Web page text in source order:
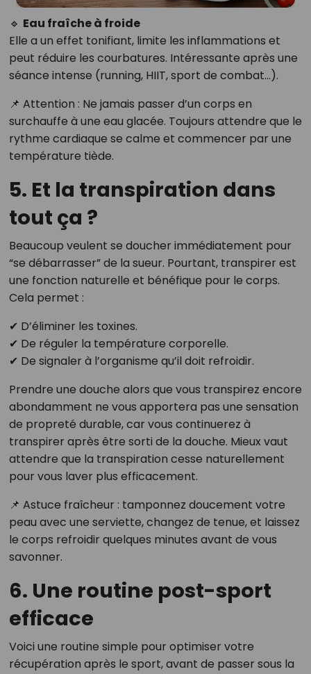
🔹 Eau fraîche à froide
Elle a un effet tonifiant, limite les inflammations et
peut réduire les courbatures. Intéressante après une
séance intense (running, HIIT, sport de combat…).
📌 Attention : Ne jamais passer d’un corps en
surchauffe à une eau glacée. Toujours attendre que le
rythme cardiaque se calme et commencer par une
température tiède.
5. Et la transpiration dans
tout ça ?
Beaucoup veulent se doucher immédiatement pour
“se débarrasser” de la sueur. Pourtant, transpirer est
une fonction naturelle et bénéfique pour le corps.
Cela permet :
✔ D’éliminer les toxines.
✔ De réguler la température corporelle.
✔ De signaler à l’organisme qu’il doit refroidir.
Prendre une douche alors que vous transpirez encore
abondamment ne vous apportera pas une sensation
de propreté durable, car vous continuerez à
transpirer après être sorti de la douche. Mieux vaut
attendre que la transpiration cesse naturellement
pour vous laver plus efficacement.
📌 Astuce fraîcheur : tamponnez doucement votre
peau avec une serviette, changez de tenue, et laissez
le corps refroidir quelques minutes avant de vous
savonner.
6. Une routine post-sport
efficace
Voici une routine simple pour optimiser votre
récupération après le sport, avant de passer sous la